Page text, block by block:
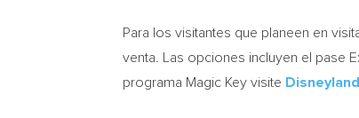
Para los visitantes que planeen en
venta. Las opciones incluyen el pase
programa Magic Key visite